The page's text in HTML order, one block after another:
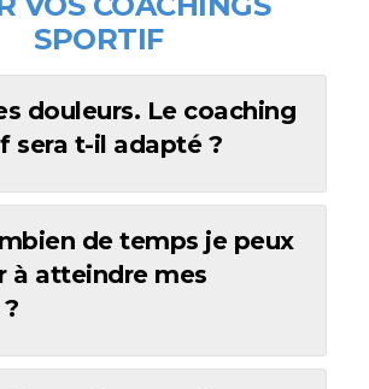
SPORTIF
douleurs. Le coaching
sera t-il adapté ?
de temps je peux
à atteindre mes